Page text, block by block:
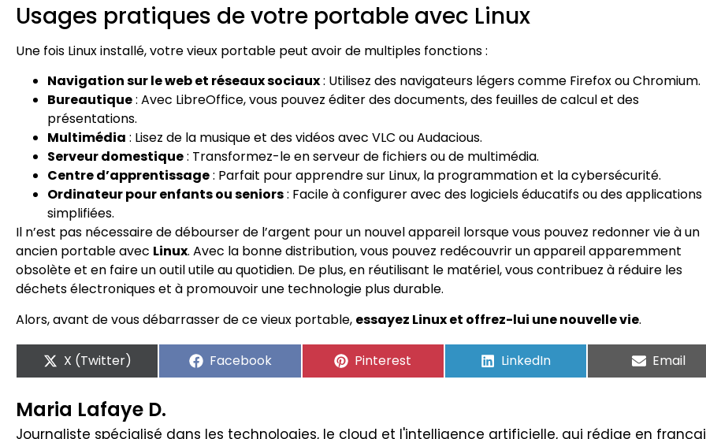
Usages pratiques de votre portable avec Linux
Une fois Linux installé, votre vieux portable peut avoir de multiples fonctions :
Navigation sur le web et réseaux sociaux: Utilisez des navigateurs légers comme Firefox ou Chromium.
Bureautique: Avec LibreOffice, vous pouvez éditer des documents, des feuilles de calcul et des
présentations.
Multimédia : Lisez de la musique et des vidéos avec VLC ou Audacious.
Serveur domestique: Transformez-le en serveur de fichiers ou de multimédia.
Centre d’apprentissage: Parfait pour apprendre sur Linux, la programmation et la cybersécurité.
Ordinateur pour enfants ou seniors: Facile à configurer avec des logiciels éducatifs ou des applications
simplifiées.
Il n’est pas nécessaire de débourser de l’argent pour un nouvel appareil lorsque vous pouvez redonner vie à un
ancien portable avec Linux. Avec la bonne distribution, vous pouvez redécouvrir un appareil apparemment
obsolète et en faire un outil utile au quotidien. De plus, en réutilisant le matériel, vous contribuez à réduire les
déchets électroniques et à promouvoir une technologie plus durable.
Alors, avant de vous débarrasser de ce vieux portable, essayez Linux et offrez-lui une nouvelle vie.
X (Twitter) Facebook Pinterest LinkedIn Email
Maria Lafaye D.
Journaliste spécialisé dans les technologies, le cloud et l'intelligence artificielle, qui rédige en